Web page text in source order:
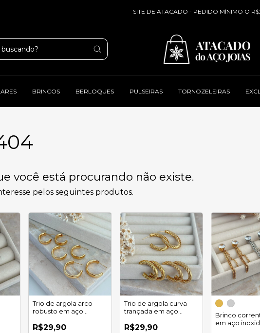
SITE DE ATACADO - PEDIDO MÍNIMO O
BRINCOS BERLOQUES PULSEIRAS TORNOZELEIRAS
você está procurando não existe.
pelos seguintes produtos.
Trio de argola arco
robusto em aço
R$29,90
Trio de argola curva
trançada em aço
R$29,90
Brinco
em aço